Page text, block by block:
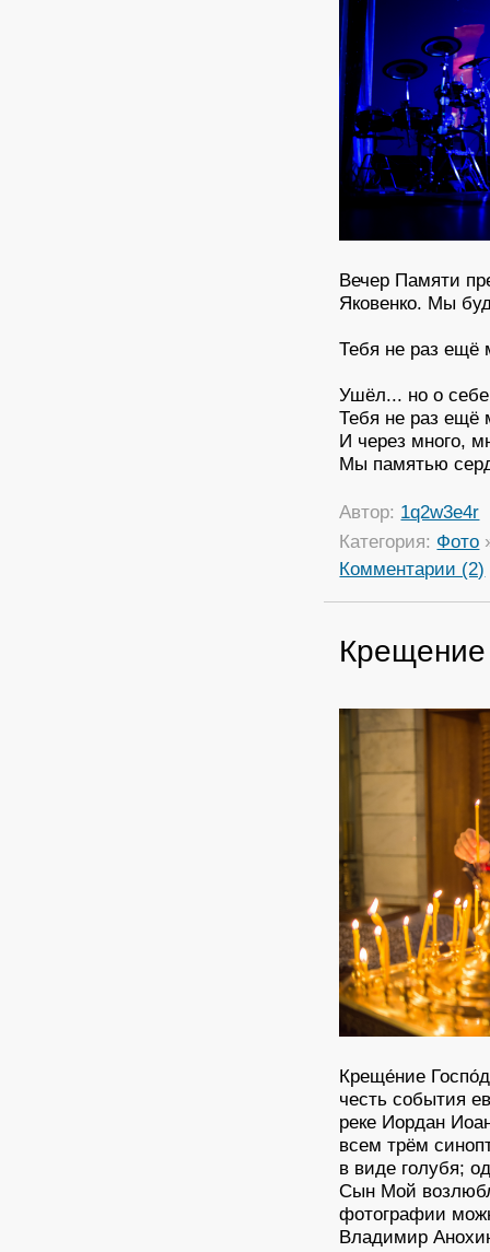
Вечер Памяти
Яковенко. Мы
Тебя не раз
Ушёл... но о
Тебя не раз
И через много,
Мы памятью
Автор: 1q2w3e4r
Категория: Фото
Комментарии (2)
Крещение
Креще́ние
честь события
реке Иордан
всем трём
в виде голубя;
Сын Мой
фотографии
Владимир